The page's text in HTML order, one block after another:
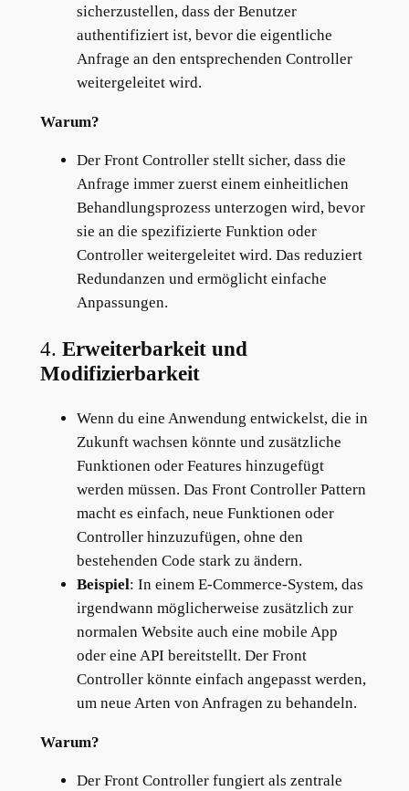
sicherzustellen, dass der Benutzer
authentifiziert ist, bevor die eigentliche
Anfrage an den entsprechenden Controller
weitergeleitet wird.
Warum?
Der Front Controller stellt sicher, dass die
Anfrage immer zuerst einem einheitlichen
Behandlungsprozess unterzogen wird, bevor
sie an die spezifizierte Funktion oder
Controller weitergeleitet wird. Das reduziert
Redundanzen und ermöglicht einfache
Anpassungen.
4. Erweiterbarkeit und
Modifizierbarkeit
Wenn du eine Anwendung entwickelst, die in
Zukunft wachsen könnte und zusätzliche
Funktionen oder Features hinzugefügt
werden müssen. Das Front Controller Pattern
macht es einfach, neue Funktionen oder
Controller hinzuzufügen, ohne den
bestehenden Code stark zu ändern.
Beispiel: In einem E-Commerce-System, das
irgendwann möglicherweise zusätzlich zur
normalen Website auch eine mobile App
oder eine API bereitstellt. Der Front
Controller könnte einfach angepasst werden,
um neue Arten von Anfragen zu behandeln.
Warum?
Der Front Controller fungiert als zentrale